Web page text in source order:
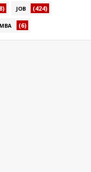
JOB (424)
(6)